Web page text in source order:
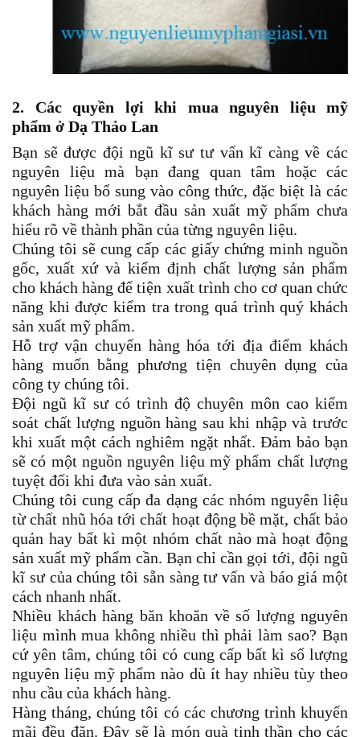
2. Các quyền lợi khi mua nguyên liệu mỹ
phẩm ở Dạ Thảo Lan
Bạn sẽ được đội ngũ kĩ sư tư vấn kĩ càng về các
nguyên liệu mà bạn đang quan tâm hoặc các
nguyên liệu bổ sung vào công thức, đặc biệt là các
khách hàng mới bắt đầu sản xuất mỹ phẩm chưa
hiểu rõ về thành phần của từng nguyên liệu.
Chúng tôi sẽ cung cấp các giấy chứng minh nguồn
gốc, xuất xứ và kiểm định chất lượng sản phẩm
cho khách hàng để tiện xuất trình cho cơ quan chức
năng khi được kiểm tra trong quá trình quý khách
sản xuất mỹ phẩm.
Hỗ trợ vận chuyển hàng hóa tới địa điểm khách
hàng muốn bằng phương tiện chuyên dụng của
công ty chúng tôi.
Đội ngũ kĩ sư có trình độ chuyên môn cao kiểm
soát chất lượng nguồn hàng sau khi nhập và trước
khi xuất một cách nghiêm ngặt nhất. Đảm bảo bạn
sẽ có một nguồn nguyên liệu mỹ phẩm chất lượng
tuyệt đối khi đưa vào sản xuất.
Chúng tôi cung cấp đa dạng các nhóm nguyên liệu
từ chất nhũ hóa tới chất hoạt động bề mặt, chất bảo
quản hay bất kì một nhóm chất nào mà hoạt động
sản xuất mỹ phẩm cần. Bạn chỉ cần gọi tới, đội ngũ
kĩ sư của chúng tôi sẵn sàng tư vấn và báo giá một
cách nhanh nhất.
Nhiều khách hàng băn khoăn về số lượng nguyên
liệu mình mua không nhiều thì phải làm sao? Bạn
cứ yên tâm, chúng tôi có cung cấp bất kì số lượng
nguyên liệu mỹ phẩm nào dù ít hay nhiều tùy theo
nhu cầu của khách hàng.
Hàng tháng, chúng tôi có các chương trình khuyến
mãi đều đặn. Đây sẽ là món quà tinh thần cho các